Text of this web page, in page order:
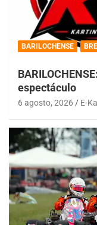
BARILOCHENSE
espectáculo
6 agosto, 2026 E-